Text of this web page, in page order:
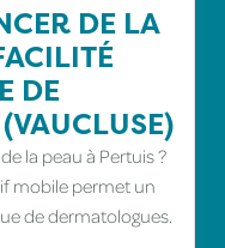
DE LA
DE
la peau à Pertuis ?
mobile permet un
de dermatologues.